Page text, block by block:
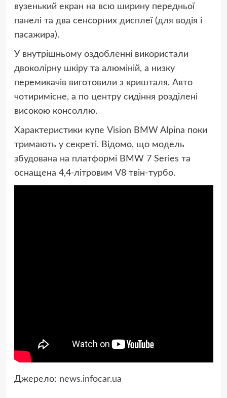
вузенький екран на всю ширину передньої
панелі та два сенсорних дисплеї (для водія і
пасажира).
У внутрішньому оздобленні використали
двоколірну шкіру та алюміній, а низку
перемикачів виготовили з кришталя. Авто
чотиримісне, а по центру сидіння розділені
високою консоллю.
Характеристики купе Vision BMW Alpina поки
тримають у секреті. Відомо, що модель
збудована на платформі BMW 7 Series та
оснащена 4,4-літровим V8 твін-турбо.
Джерело: news.infocar.ua